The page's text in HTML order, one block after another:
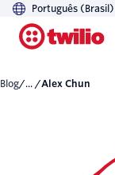
Português (Brasil)
Blog/... / Alex Chun